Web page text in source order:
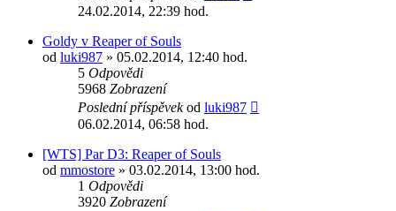
24.02.2014, 22:39 hod.
Goldy v Reaper of Souls
od luki987 » 05.02.2014, 12:40 hod.
5 Odpovědi
5968 Zobrazení
Poslední příspěvekod luki987
06.02.2014, 06:58 hod.
[WTS] Par D3: Reaper of Souls
od mmostore » 03.02.2014, 13:00 hod.
1 Odpovědi
3920 Zobrazení